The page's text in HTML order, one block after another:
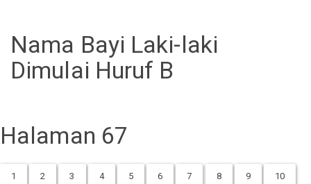
Nama Bayi Laki-laki
Dimulai Huruf B
Halaman 67
1 2 3 4 5 6 7 8 9 10